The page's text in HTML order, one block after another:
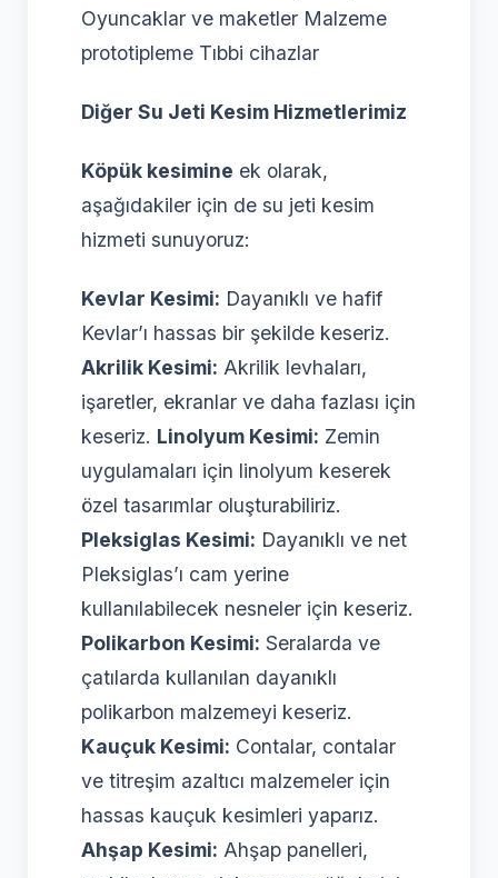
Oyuncaklar ve maketler Malzeme
prototipleme Tıbbi cihazlar
Diğer Su Jeti Kesim Hizmetlerimiz
Köpük kesimine ek olarak,
aşağıdakiler için de su jeti kesim
hizmeti sunuyoruz:
Kevlar Kesimi: Dayanıklı ve hafif
Kevlar’ı hassas bir şekilde keseriz.
Akrilik Kesimi: Akrilik levhaları,
işaretler, ekranlar ve daha fazlası için
keseriz. Linolyum Kesimi: Zemin
uygulamaları için linolyum keserek
özel tasarımlar oluşturabiliriz.
Pleksiglas Kesimi: Dayanıklı ve net
Pleksiglas’ı cam yerine
kullanılabilecek nesneler için keseriz.
Polikarbon Kesimi: Seralarda ve
çatılarda kullanılan dayanıklı
polikarbon malzemeyi keseriz.
Kauçuk Kesimi: Contalar, contalar
ve titreşim azaltıcı malzemeler için
hassas kauçuk kesimleri yaparız.
Ahşap Kesimi: Ahşap panelleri,